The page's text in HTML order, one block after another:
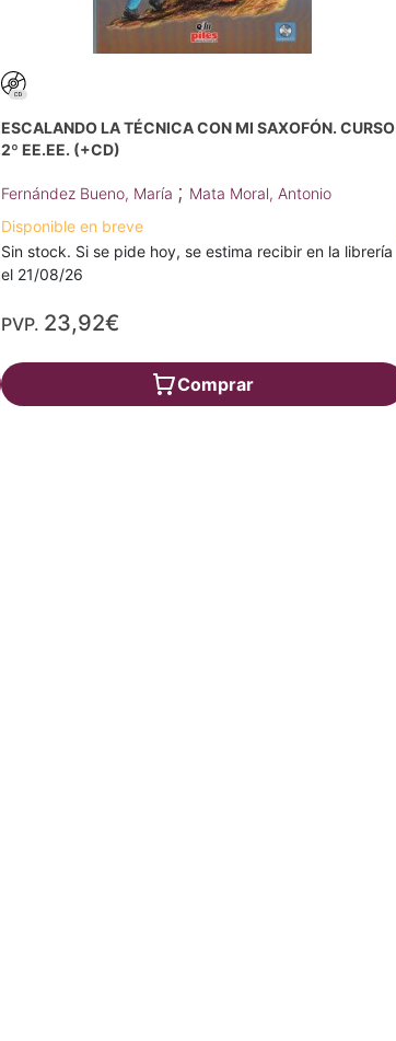
ESCALANDO LA TÉCNICA CON MI SAXOFÓN. CURSO
2º EE.EE. (+CD)
Fernández Bueno, María ; Mata Moral, Antonio
Disponible en breve
Sin stock. Si se pide hoy, se estima recibir en la librería
el 21/08/26
PVP. 23,92€
Comprar